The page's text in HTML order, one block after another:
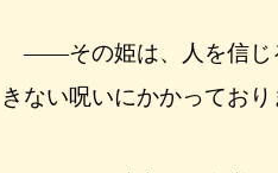
――その姫は、人を信じ
きない呪いにかかってお